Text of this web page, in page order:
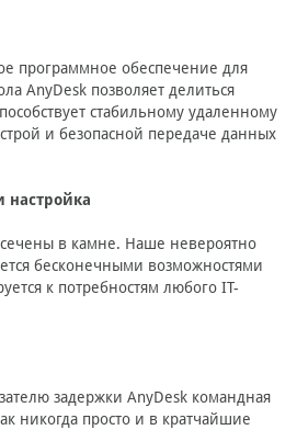
программное обеспечение для
AnyDesk позволяет делиться
стабильному удаленному
и безопасной передаче данных
в камне. Наше невероятно
бесконечными возможностями
к потребностям любого IT-
задержки AnyDesk командная
никогда просто и в кратчайшие